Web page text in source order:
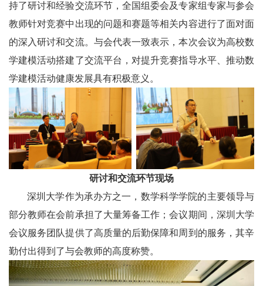
持了研讨和经验交流环节，全国组委会及专家组专家与参会
教师针对竞赛中出现的问题和赛题等相关内容进行了面对面
的深入研讨和交流。与会代表一致表示，本次会议为高校数
学建模活动搭建了交流平台，对提升竞赛指导水平、推动数
学建模活动健康发展具有积极意义。
研讨和交流环节现场
深圳大学作为承办方之一，数学科学学院的主要领导与
部分教师在会前承担了大量筹备工作；会议期间，深圳大学
会议服务团队提供了高质量的后勤保障和周到的服务，其辛
勤付出得到了与会教师的高度称赞。